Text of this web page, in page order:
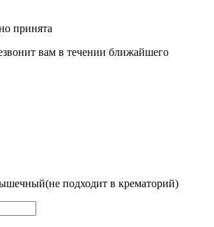
принята
вам в течении ближайшего
подходит в крематорий)